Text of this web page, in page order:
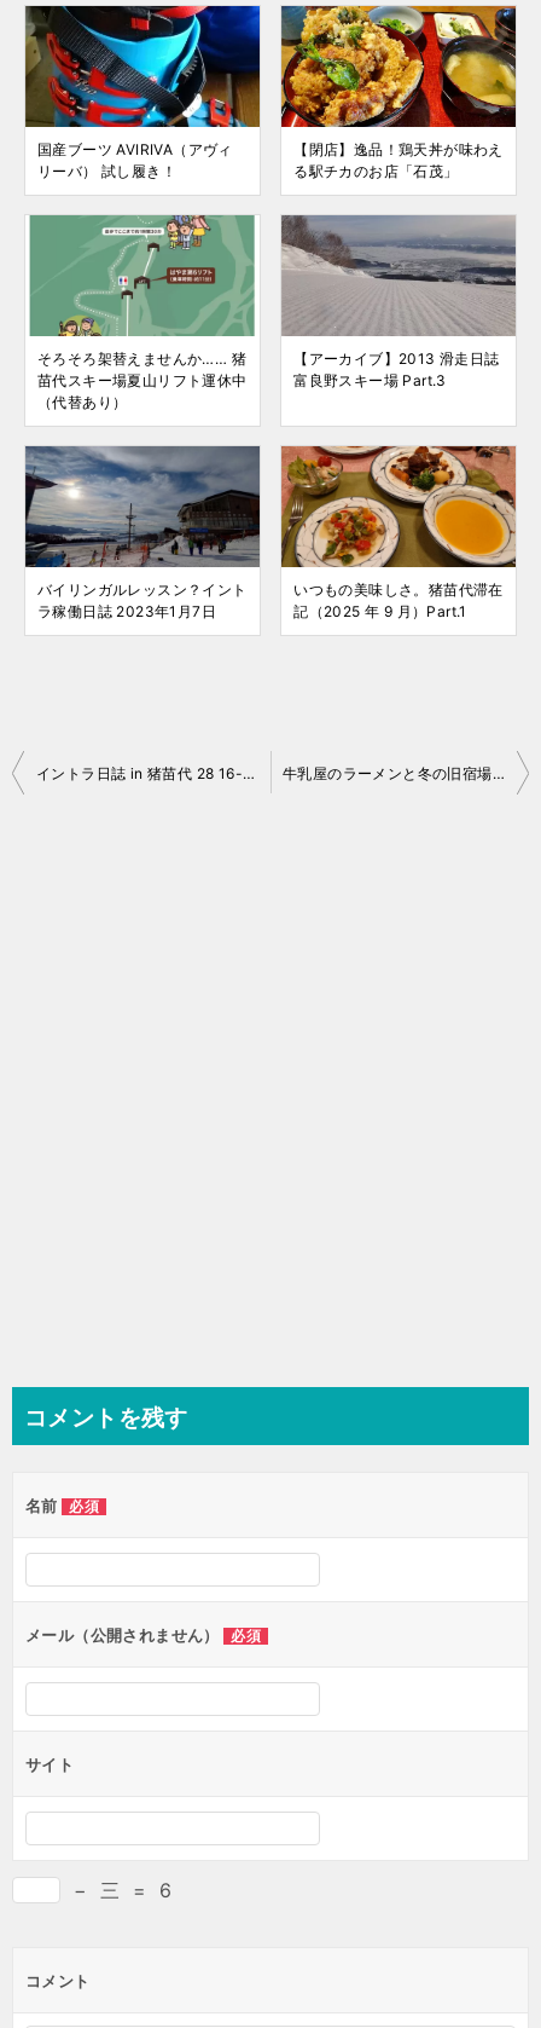
国産ブーツ AVIRIVA（アヴィ
リーバ） 試し履き！
【閉店】逸品！鶏天丼が味わえ
る駅チカのお店「石茂」
そろそろ架替えませんか…… 猪
苗代スキー場夏山リフト運休中
（代替あり）
【アーカイブ】2013 滑走日誌
富良野スキー場 Part.3
バイリンガルレッスン？イント
ラ稼働日誌 2023年1月7日
いつもの美味しさ。猪苗代滞在
記（2025 年 9 月）Part.1
投
イントラ日誌 in 猪苗代 28 16-17 No.038 牛乳屋のラーメンと冬の旧宿場町
コメントを残す
名前 必須
メール（公開されません） 必須
サイト
− 三 = 6
コメント